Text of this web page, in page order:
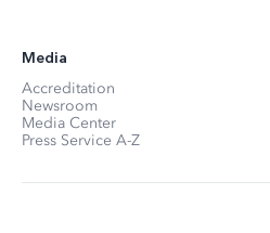
Media
Accreditation
Newsroom
Media Center
Press Service A-Z